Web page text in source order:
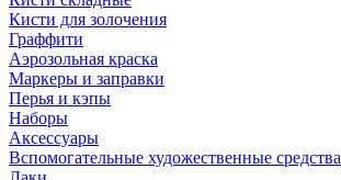
Кисти для золочения
Граффити
Аэрозольная краска
Маркеры и заправки
Перья и кэпы
Наборы
Аксессуары
Вспомогательные художественные средства